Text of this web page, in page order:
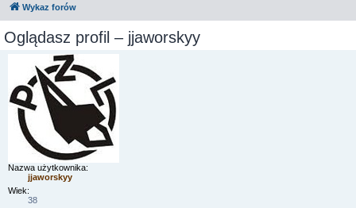
Wykaz forów
Oglądasz profil – jjaworskyy
Nazwa użytkownika:
jjaworskyy
Wiek:
38